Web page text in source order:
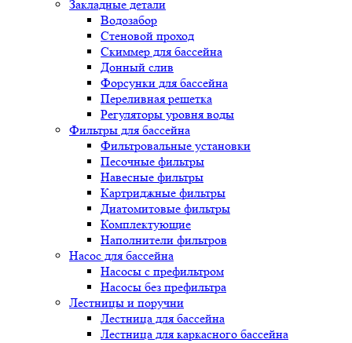
Закладные детали
Водозабор
Стеновой проход
Скиммер для бассейна
Донный слив
Форсунки для бассейна
Переливная решетка
Регуляторы уровня воды
Фильтры для бассейна
Фильтровальные установки
Песочные фильтры
Навесные фильтры
Картриджные фильтры
Диатомитовые фильтры
Комплектующие
Наполнители фильтров
Насос для бассейна
Насосы с префильтром
Насосы без префильтра
Лестницы и поручни
Лестница для бассейна
Лестница для каркасного бассейна